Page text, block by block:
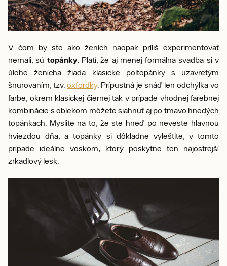
V čom by ste ako ženích naopak príliš experimentovať
nemali, sú topánky. Platí, že aj menej formálna svadba si v
úlohe ženícha žiada klasické poltopánky s uzavretým
šnurovaním, tzv. oxfordky. Prípustná je snáď len odchýlka vo
farbe, okrem klasickej čiernej tak v prípade vhodnej farebnej
kombinácie s oblekom môžete siahnuť aj po tmavo hnedých
topánkach. Myslite na to, že ste hneď po neveste hlavnou
hviezdou dňa, a topánky si dôkladne vyleštite, v tomto
prípade ideálne voskom, ktorý poskytne ten najostrejší
zrkadlový lesk.